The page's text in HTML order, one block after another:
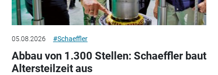
05.08.2026 #Schaeffler
Abbau von 1.300 Stellen: Schaeffler baut
Altersteilzeit aus